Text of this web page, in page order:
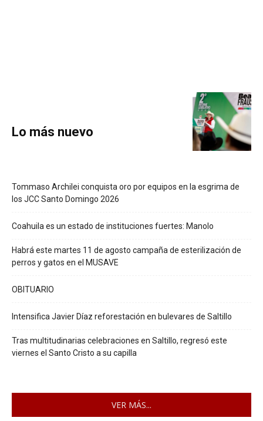
Lo más nuevo
Tommaso Archilei conquista oro por equipos en la esgrima de
los JCC Santo Domingo 2026
Coahuila es un estado de instituciones fuertes: Manolo
Habrá este martes 11 de agosto campaña de esterilización de
perros y gatos en el MUSAVE
OBITUARIO
Intensifica Javier Díaz reforestación en bulevares de Saltillo
Tras multitudinarias celebraciones en Saltillo, regresó este
viernes el Santo Cristo a su capilla
VER MÁS...